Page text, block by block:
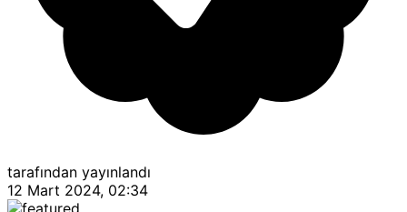
tarafından yayınlandı
12 Mart 2024, 02:34